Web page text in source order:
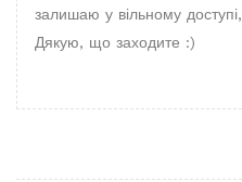
залишаю у вільному
Дякую, що заходите :)